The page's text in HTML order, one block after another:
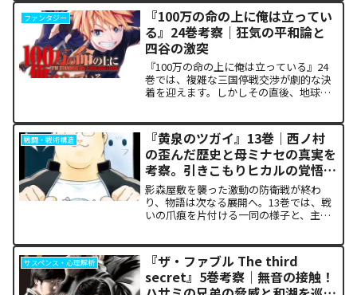
ドの裏側で、本作最大のミステリーであ
った「アルクの正体」と...
ファンタジー
『100万の命の上に俺は立ってい
る』24巻考察｜狂気の平和論と
四谷の激突
『100万の命の上に俺は立っている』24
巻では、複雑な三国停戦交渉が劇的な決
着を迎えます。しかしその直後、地球を
ち塞がります。彼が主張する「狂気の平
和論」と四谷友助たち...
戦闘・戦術構造
『黄泉のツガイ』13巻｜西ノ村
の歪んだ歴史と母ミナセの真実を
考察。引きこもりヒカルの覚悟に
震える理由
影森屋敷を襲った激動の防衛戦が終わ
り、物語は次なる展開へ。13巻では、戦
いの爪痕を片付ける一同の様子と、主人
ど熱く焦がすのでしょうか。本記事で
は、13巻で明かされた驚愕...
サスペンス・心理解析
『ザ・ファブル The third
secret』5巻考察｜無音の接触！